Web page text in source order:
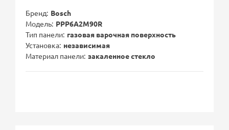
Бренд Bosch
Модель PPP6A2M90R
Тип панели газовая варочная поверхность
Установка независимая
Материал панели закаленное стекло